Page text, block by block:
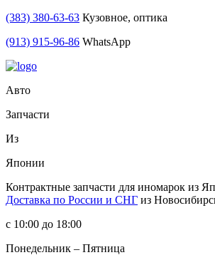
(383) 380-63-63 Кузовное, оптика
(913) 915-96-86 WhatsApp
Авто
Запчасти
Из
Японии
Контрактные запчасти для иномарок из
Доставка по России и СНГ из
с 10:00 до 18:00
Понедельник – Пятница